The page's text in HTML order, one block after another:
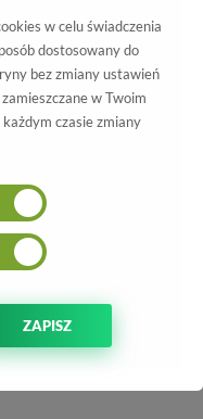
Vicci
585
w celu świadczenia
dostosowany do
bez zmiany ustawień
w Twoim
czasie zmiany
ZAPISZ